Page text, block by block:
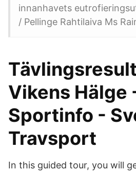
innanhavets
/ Pellinge Rahtilaiva Ms
Vikens Hälge
Sportinfo -
Travsport
In this guided tour, you will